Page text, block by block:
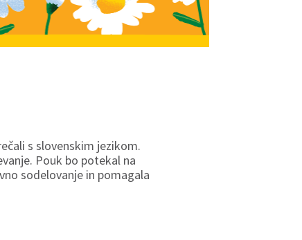
s slovenskim jezikom.
Pouk bo potekal na
sodelovanje in pomagala